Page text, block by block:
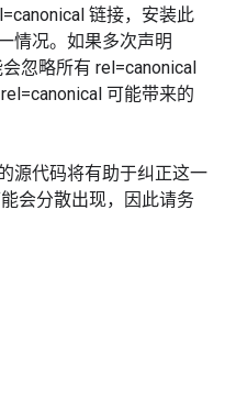
链接，安装此
情况。如果多次声明
忽略所有 rel=canonical
可能带来的
源代码将有助于纠正这一
会分散出现，因此请务